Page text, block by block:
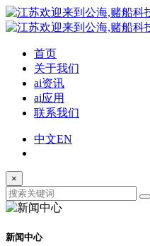
首页
关于我们
ai资讯
ai应用
联系我们
中文EN
×
新闻中心